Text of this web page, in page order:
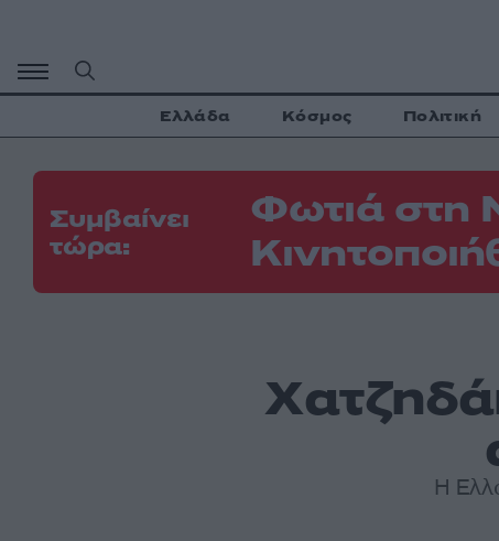
περιεχόμενο
Ελλάδα Κόσμος Πολιτική
Συμβαίνει
τώρα:
Φωτιά στη
Η